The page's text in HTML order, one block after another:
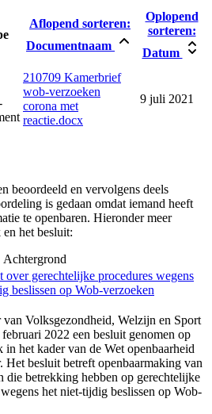
Aflopend sorteren:
Documentnaam
Oplopend
sorteren:
Datum
210709 Kamerbrief
wob-verzoeken
corona met
reactie.docx
9 juli 2021
beoordeeld en vervolgens deels
is gedaan omdat iemand heeft
te openbaren. Hieronder meer
het besluit:
Achtergrond
over gerechtelijke procedures wegens
beslissen op Wob-verzoeken
van Volksgezondheid, Welzijn en Sport
2022 een besluit genomen op
in het kader van de Wet openbaarheid
Het besluit betreft openbaarmaking van
die betrekking hebben op gerechtelijke
het niet-tijdig beslissen op Wob-